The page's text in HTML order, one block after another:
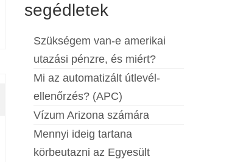
segédletek
Szükségem van-e amerikai
utazási pénzre, és miért?
Mi az automatizált útlevél-
ellenőrzés? (APC)
Vízum Arizona számára
Mennyi ideig tartana
körbeutazni az Egyesült